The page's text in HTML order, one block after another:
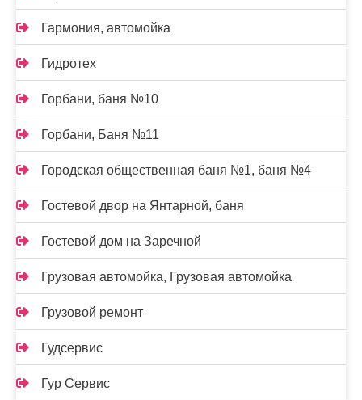
Гармония, автомойка
Гидротех
Горбани, баня №10
Горбани, Баня №11
Городская общественная баня №1, баня №4
Гостевой двор на Янтарной, баня
Гостевой дом на Заречной
Грузовая автомойка, Грузовая автомойка
Грузовой ремонт
Гудсервис
Гур Сервис